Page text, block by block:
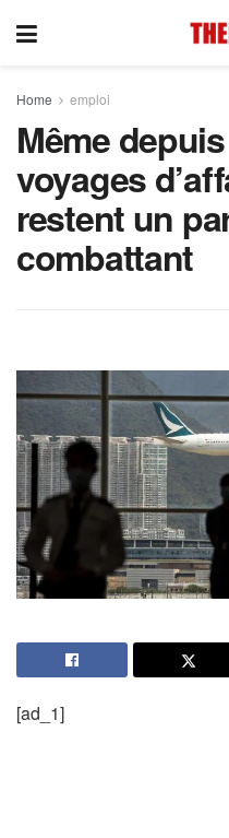
Home emploi
Même
voyages
restent un
combattant
[ad_1]